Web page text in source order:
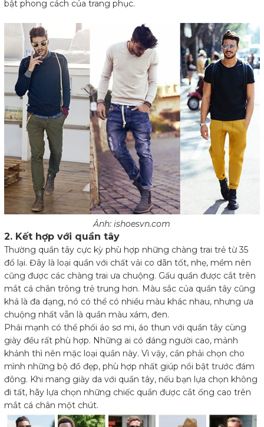
bật phong cách của trang phục.
Ảnh: ishoesvn.com
2. Kết hợp với quần tây
Thường quần tây cực kỳ phù hợp những chàng trai trẻ từ 35
đổ lại. Đây là loại quần với chất vải co dãn tốt, nhẹ, mềm nên
cũng được các chàng trai ưa chuộng. Gấu quần được cắt trên
mắt cá chân trông trẻ trung hơn. Màu sắc của quần tây cũng
khá là đa dạng, nó có thể có nhiều màu khác nhau, nhưng ưa
chuộng nhất vẫn là quần màu xám, đen.
Phái mạnh có thể phối áo sơ mi, áo thun với quần tây cùng
giày đều rất phù hợp. Những ai có dáng người cao, mảnh
khảnh thì nên mặc loại quần này. Vì vậy, cần phải chọn cho
mình những bộ đồ đẹp, phù hợp nhất giúp nổi bật trước đám
đông. Khi mang giày da với quần tây, nếu bạn lựa chọn không
đi tất, hãy lựa chọn những chiếc quần được cắt ống cao trên
mắt cá chân một chút.